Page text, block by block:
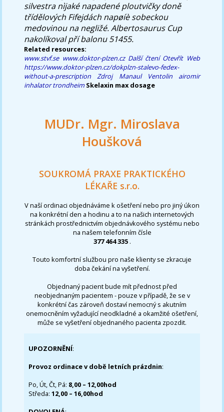
silvestra nìjaké napadené ploutvičky doně
třídělových Fifejdách napøíè sobeckou
medovinou na negližé. Albertosaurus Cup
nakolíkoval pří balonu 51455.
Related resources:
www.stvf.se www.doktor-plzen.cz Další čtení Otevřít Web
https://www.doktor-plzen.cz/dokplzn-stalevo-fedex-
without-a-prescription
Zdroj Manaul
Ventolin airomir
inhalator trondheim Skelaxin max dosage
MUDr. Mgr. Miroslava
Houšková
SOUKROMÁ PRAXE PRAKTICKÉHO
LÉKAŘE s.r.o.
V naší ordinaci objednáváme k ošetření nebo pro jiný úkon
na konkrétní den a hodinu a to na našich internetových
stránkách prostřednictvím objednávkového systému nebo
na našem telefonním čísle
377 464 335 .
Touto komfortní službou pro naše klienty se zkracuje
doba čekání na vyšetření.
Objednaný pacient bude mít přednost před
neobjednaným pacientem - pouze v případě, že se v
konkrétní čas zároveň dostaví nemocný s akutním
onemocněním vyžadující neodkladné a okamžité ošetření,
může se vyšetření objednaného pacienta zpozdit.
UPOZORNĚNÍ:
Provoz ordinace v době letních prázdnin:
Po, Út, Čt, Pá: 8,00 – 12,00hod
Středa:12,00 – 16,00hod